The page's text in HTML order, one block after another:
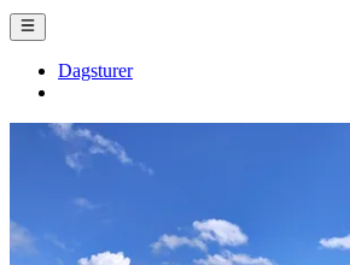
Dagsturer